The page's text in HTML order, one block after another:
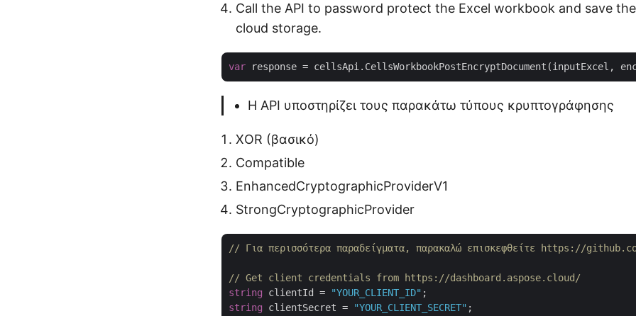
Call the API to password protect the Excel workbook and save
cloud storage.
var response = cellsApi.CellsWorkbookPostEncryptDocument(inputExcel,
Η API υποστηρίζει τους παρακάτω τύπους κρυπτογράφησης
XOR (βασικό)
Compatible
EnhancedCryptographicProviderV1
StrongCryptographicProvider
// Για περισσότερα παραδείγματα, παρακαλώ επισκεφθείτε https://
// Get client credentials from https://dashboard.aspose.cloud/
string clientId = "YOUR_CLIENT_ID"
string clientSecret = "YOUR_CLIENT_SECRET"